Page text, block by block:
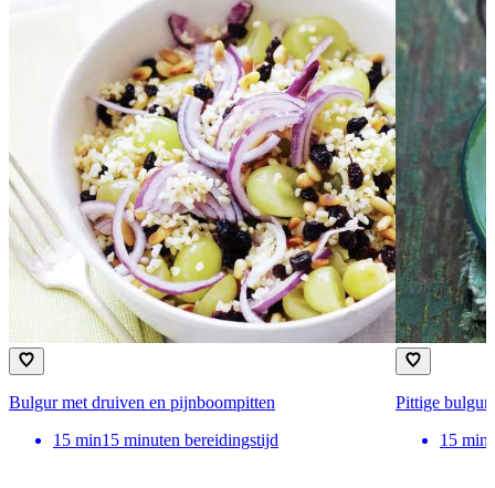
Bulgur met druiven en pijnboompitten
15 min15 minuten bereidingstijd
Pittige bulgur
15 min